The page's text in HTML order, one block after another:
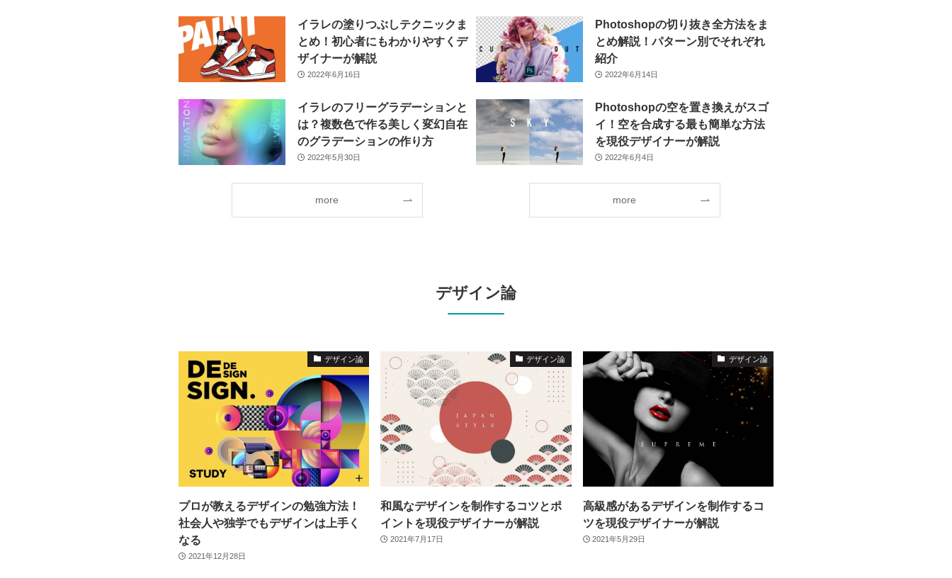
イラレの塗りつぶしテクニックま
とめ！初心者にもわかりやすくデ
ザイナーが解説
2022年6月16日
イラレのフリーグラデーションと
は？複数色で作る美しく変幻自在
のグラデーションの作り方
2022年5月30日
more
Photoshopの切り抜き全方法をま
とめ解説！パターン別でそれぞれ
紹介
2022年6月14日
Photoshopの空を置き換えがスゴ
イ！空を合成する最も簡単な方法
を現役デザイナーが解説
2022年6月4日
more
デザイン論
デザイン論
プロが教えるデザインの勉強方法！
社会人や独学でもデザインは上手く
なる
2021年12月28日
デザイン論
和風なデザインを制作するコツとポ
イントを現役デザイナーが解説
2021年7月17日
デザイン論
高級感があるデザインを制作するコ
ツを現役デザイナーが解説
2021年5月29日